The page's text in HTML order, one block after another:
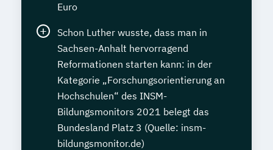
Euro
Schon Luther wusste, dass man in
Sachsen-Anhalt hervorragend
Reformationen starten kann: in der
Kategorie „Forschungsorientierung an
Hochschulen“ des INSM-
Bildungsmonitors 2021 belegt das
Bundesland Platz 3 (Quelle: insm-
bildungsmonitor.de)